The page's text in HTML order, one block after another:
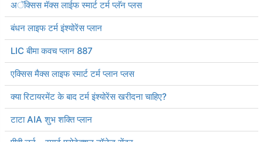
अॅक्सिस मॅक्स लाईफ स्मार्ट टर्म प्लॅन प्लस
बंधन लाइफ टर्म इंश्योरेंस प्लान
LIC बीमा कवच प्लान 887
एक्सिस मैक्स लाइफ स्मार्ट टर्म प्लान प्लस
क्या रिटायरमेंट के बाद टर्म इंश्योरेंस खरीदना चाहिए?
टाटा AIA शुभ शक्ति प्लान